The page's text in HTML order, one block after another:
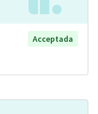
Acceptada